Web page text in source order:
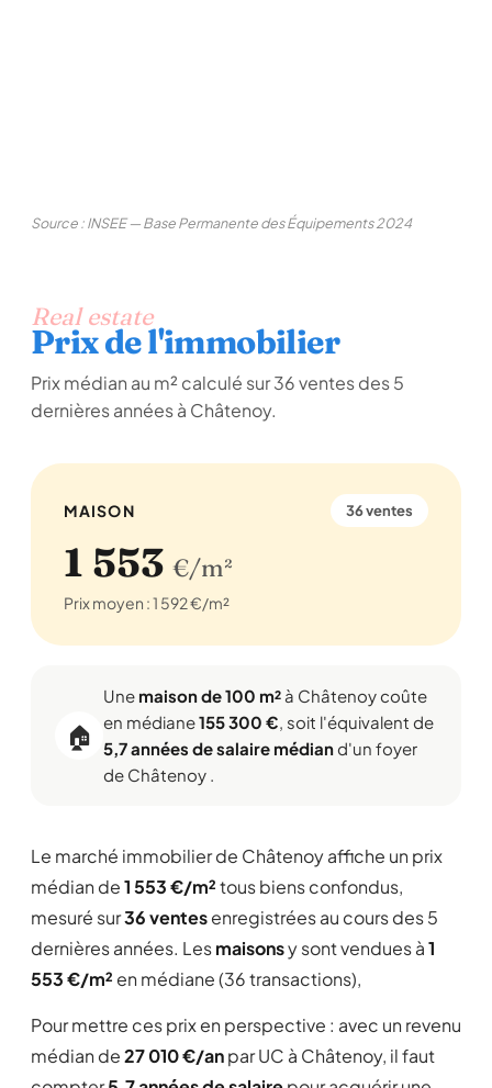
Source : INSEE — Base Permanente des Équipements 2024
Real estate
Prix de l'immobilier
Prix médian au m² calculé sur 36 ventes des 5
dernières années à Châtenoy.
MAISON 36 ventes
1 553 €/m²
Prix moyen : 1 592 €/m²
🏠
Une maison de 100 m² à Châtenoy coûte
en médiane155 300 €, soit l'équivalent de
5,7 années de salaire médiand'un foyer
de Châtenoy .
Le marché immobilier de Châtenoy affiche un prix
médian de1 553 €/m²tous biens confondus,
mesuré sur36 ventesenregistrées au cours des 5
dernières années. Lesmaisonsy sont vendues à1
553 €/m² en médiane (36 transactions),
Pour mettre ces prix en perspective : avec un revenu
médian de27 010 €/anpar UC à Châtenoy, il faut